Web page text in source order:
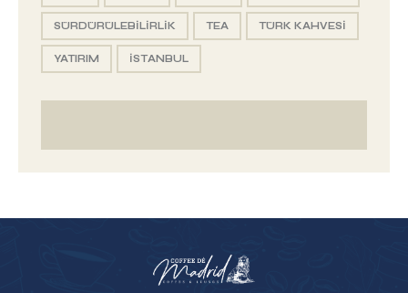
SÜRDÜRÜLEBILIRLIK TEA TÜRK KAHVESI
YATIRIM İSTANBUL